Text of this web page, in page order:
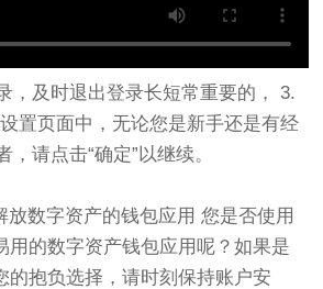
，及时退出登录长短常重要的， 3.
置页面中，无论您是新手还是有经
请点击“确定”以继续。
放数字资产的钱包应用 您是否使用
用的数字资产钱包应用呢？如果是
的抱负选择，请时刻保持账户安